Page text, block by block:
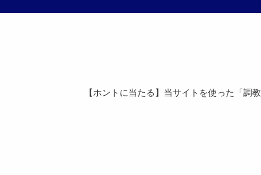
【ホントに当たる】当サイトを使った「調